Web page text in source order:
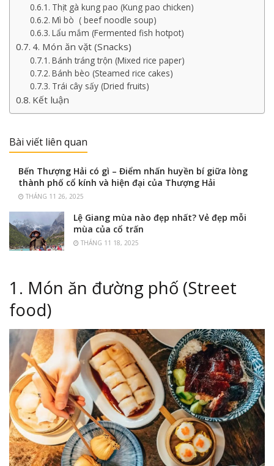
Thịt gà kung pao (Kung pao chicken)
Mì bò ( beef noodle soup)
Lẩu mắm (Fermented fish hotpot)
4. Món ăn vặt (Snacks)
Bánh tráng trộn (Mixed rice paper)
Bánh bèo (Steamed rice cakes)
Trái cây sấy (Dried fruits)
Kết luận
Bài viết liên quan
Bến Thượng Hải có gì – Điểm nhấn huyền bí giữa lòng
thành phố cổ kính và hiện đại của Thượng Hải
THÁNG 11 26, 2025
Lệ Giang mùa nào đẹp nhất? Vẻ đẹp mỗi
mùa của cổ trấn
THÁNG 11 18, 2025
1. Món ăn đường phố (Street
food)